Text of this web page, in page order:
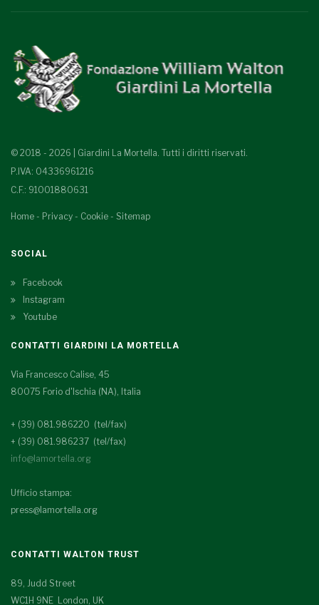
© 2018 - 2026 | Giardini La Mortella. Tutti i diritti riservati.
P.IVA: 04336961216
C.F.: 91001880631
Home - Privacy - Cookie - Sitemap
SOCIAL
Facebook
Instagram
Youtube
CONTATTI GIARDINI LA MORTELLA
Via Francesco Calise, 45
80075 Forio d'Ischia (NA), Italia
+ (39) 081.986220 (tel/fax)
+ (39) 081.986237 (tel/fax)
info@lamortella.org
Ufficio stampa:
press@lamortella.org
CONTATTI WALTON TRUST
89, Judd Street
WC1H 9NE London, UK